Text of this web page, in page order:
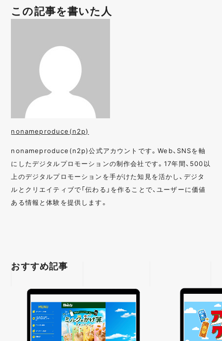
この記事を書いた人
nonameproduce(n2p)
nonameproduce(n2p)公式アカウントです。Web、SNSを軸
にしたデジタルプロモーションの制作会社です。17年間、500以
上のデジタルプロモーションを手がけた知見を活かし、デジタ
ルとクリエイティブで「伝わる」を作ることで、ユーザーに価値
ある情報と体験を提供します。
おすすめ記事